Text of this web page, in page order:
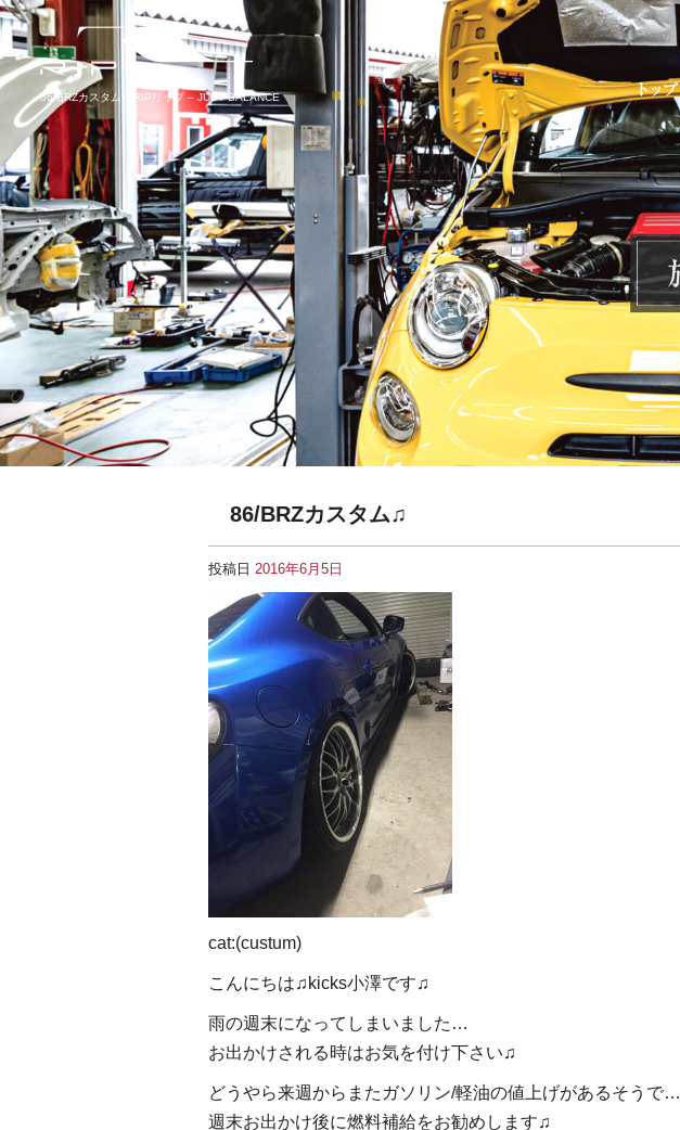
86/BRZカスタム♫|RIPリップ – JUST BALANCE
86/BRZカスタム♫
投稿日 2016年6月5日
cat:(custum)
こんにちは♫kicks小澤です♫
雨の週末になってしまいました…
お出かけされる時はお気を付け下さい♫
どうやら来週からまたガソリン/軽油の値上げがあるそうで…
週末お出かけ後に燃料補給をお勧めします♫